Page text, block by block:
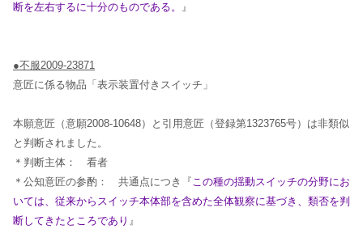
断を左右するに十分のものである。 』
●不服2009-23871
意匠に係る物品「表示装置付きスイッチ」
本願意匠（意願2008-10648）と引用意匠（登録第1323765号）は非類似
と判断されました。
＊判断主体： 看者
＊公知意匠の参酌： 共通点につき『この種の揺動スイッチの分野にお
いては、従来からスイッチ本体部を含めた全体観察に基づき、類否を判
断してきたところであり 』